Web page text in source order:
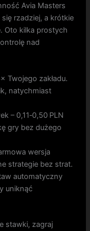
Avia Masters
rzadziej, a krótkie
Oto kilka prostych
nad
Twojego zakładu.
natychmiast
– 0,11‑0,50 PLN
gry bez dużego
wersja
strategie bez strat.
automatyczny
uniknąć
stawki, zagraj